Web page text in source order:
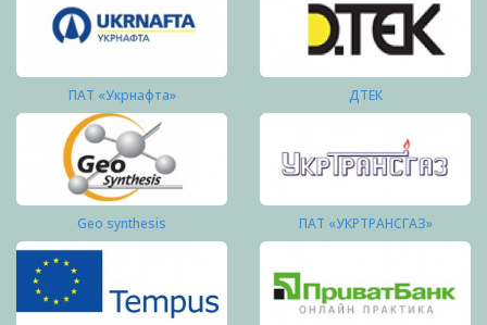
ПАТ «Укрнафта» ДТЕК
Geo synthesis ПАТ «УКРТРАНСГАЗ»